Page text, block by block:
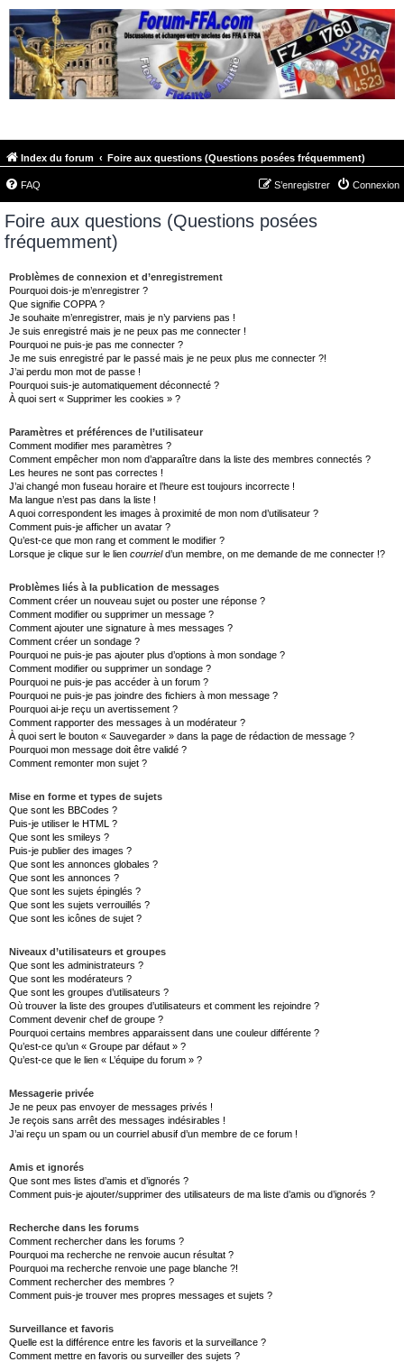
Index du forum Foire aux questions (Questions posées fréquemment)
FAQ Connexion
S’enregistrer
Foire aux questions (Questions posées
fréquemment)
Problèmes de connexion et d’enregistrement
Pourquoi dois-je m’enregistrer ?
Que signifie COPPA ?
Je souhaite m’enregistrer, mais je n’y parviens pas !
Je suis enregistré mais je ne peux pas me connecter !
Pourquoi ne puis-je pas me connecter ?
Je me suis enregistré par le passé mais je ne peux plus me connecter ?!
J’ai perdu mon mot de passe !
Pourquoi suis-je automatiquement déconnecté ?
À quoi sert « Supprimer les cookies » ?
Paramètres et préférences de l’utilisateur
Comment modifier mes paramètres ?
Comment empêcher mon nom d’apparaître dans la liste des membres connectés ?
Les heures ne sont pas correctes !
J’ai changé mon fuseau horaire et l’heure est toujours incorrecte !
Ma langue n’est pas dans la liste !
A quoi correspondent les images à proximité de mon nom d’utilisateur ?
Comment puis-je afficher un avatar ?
Qu’est-ce que mon rang et comment le modifier ?
Lorsque je clique sur le lien courrield’un membre, on me demande de me connecter !?
Problèmes liés à la publication de messages
Comment créer un nouveau sujet ou poster une réponse ?
Comment modifier ou supprimer un message ?
Comment ajouter une signature à mes messages ?
Comment créer un sondage ?
Pourquoi ne puis-je pas ajouter plus d’options à mon sondage ?
Comment modifier ou supprimer un sondage ?
Pourquoi ne puis-je pas accéder à un forum ?
Pourquoi ne puis-je pas joindre des fichiers à mon message ?
Pourquoi ai-je reçu un avertissement ?
Comment rapporter des messages à un modérateur ?
À quoi sert le bouton « Sauvegarder » dans la page de rédaction de message ?
Pourquoi mon message doit être validé ?
Comment remonter mon sujet ?
Mise en forme et types de sujets
Que sont les BBCodes ?
Puis-je utiliser le HTML ?
Que sont les smileys ?
Puis-je publier des images ?
Que sont les annonces globales ?
Que sont les annonces ?
Que sont les sujets épinglés ?
Que sont les sujets verrouillés ?
Que sont les icônes de sujet ?
Niveaux d’utilisateurs et groupes
Que sont les administrateurs ?
Que sont les modérateurs ?
Que sont les groupes d’utilisateurs ?
Où trouver la liste des groupes d’utilisateurs et comment les rejoindre ?
Comment devenir chef de groupe ?
Pourquoi certains membres apparaissent dans une couleur différente ?
Qu’est-ce qu’un « Groupe par défaut » ?
Qu’est-ce que le lien « L’équipe du forum » ?
Messagerie privée
Je ne peux pas envoyer de messages privés !
Je reçois sans arrêt des messages indésirables !
J’ai reçu un spam ou un courriel abusif d’un membre de ce forum !
Amis et ignorés
Que sont mes listes d’amis et d’ignorés ?
Comment puis-je ajouter/supprimer des utilisateurs de ma liste d’amis ou d’ignorés ?
Recherche dans les forums
Comment rechercher dans les forums ?
Pourquoi ma recherche ne renvoie aucun résultat ?
Pourquoi ma recherche renvoie une page blanche ?!
Comment rechercher des membres ?
Comment puis-je trouver mes propres messages et sujets ?
Surveillance et favoris
Quelle est la différence entre les favoris et la surveillance ?
Comment mettre en favoris ou surveiller des sujets ?